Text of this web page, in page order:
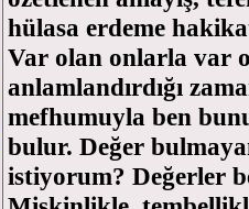
hülasa erdeme
Var olan onlarla var
anlamlandırdığı
mefhumuyla ben
bulur. Değer
istiyorum? Değerler